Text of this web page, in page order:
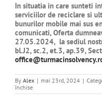
In situatia in care sunteti
serviciilor de reciclare si
bunurilor mobile mai sus
comunicati, Oferta
27.05.2024, la sediul
bl.J2, sc.2, et.3, ap.39,
By Alex | mai 23rd, 2024 |
închisepentru
CERERE